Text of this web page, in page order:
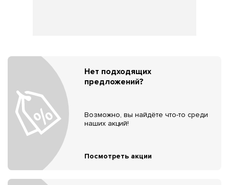
Нет подходящих
предложений?
Возможно, вы найдёте что-то среди
наших акций!
Посмотреть акции